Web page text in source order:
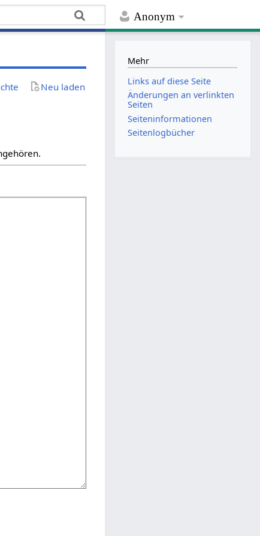
Anonym
Neu laden
Mehr
Links auf diese Seite
Änderungen an verlinkten
Seiten
Seiten­­informationen
Seitenlogbücher